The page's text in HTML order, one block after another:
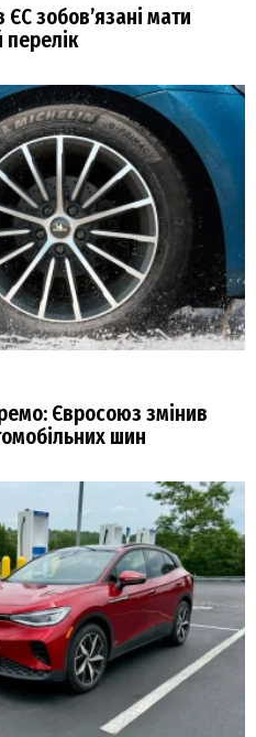
ЄС зобовʼязані мати
перелік
Євросоюз змінив
шин